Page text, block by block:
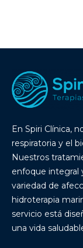
En Spiri Clínica,
respiratoria y el
Nuestros
enfoque integral
variedad de
hidroterapia
servicio está
una vida